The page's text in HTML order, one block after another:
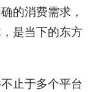
的消费需求，
是当下的东方
止于多个平台